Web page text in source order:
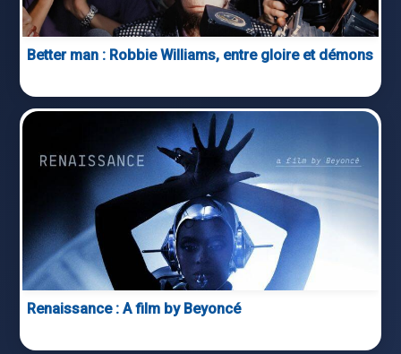
Better man : Robbie Williams, entre gloire et démons
Renaissance : A film by Beyoncé